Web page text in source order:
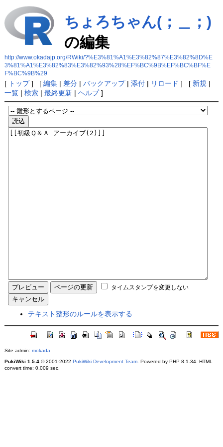
ちょろちゃん(；＿；)
の編集
http://www.okadajp.org/RWiki/?%E3%81%A1%E3%82%87%E3%82%8D%E
3%81%A1%E3%82%83%E3%82%93%28%EF%BC%9B%EF%BC%BF%E
F%BC%9B%29
[ トップ] [ 編集| 差分| バックアップ| 添付| リロード ] [ 新規 |
一覧| 検索| 最終更新| ヘルプ]
タイムスタンプを変更しない
テキスト整形のルールを表示する
Site admin: mokada
PukiWiki 1.5.4© 2001-2022 PukiWiki Development Team. Powered by PHP 8.1.34. HTML
convert time: 0.009 sec.